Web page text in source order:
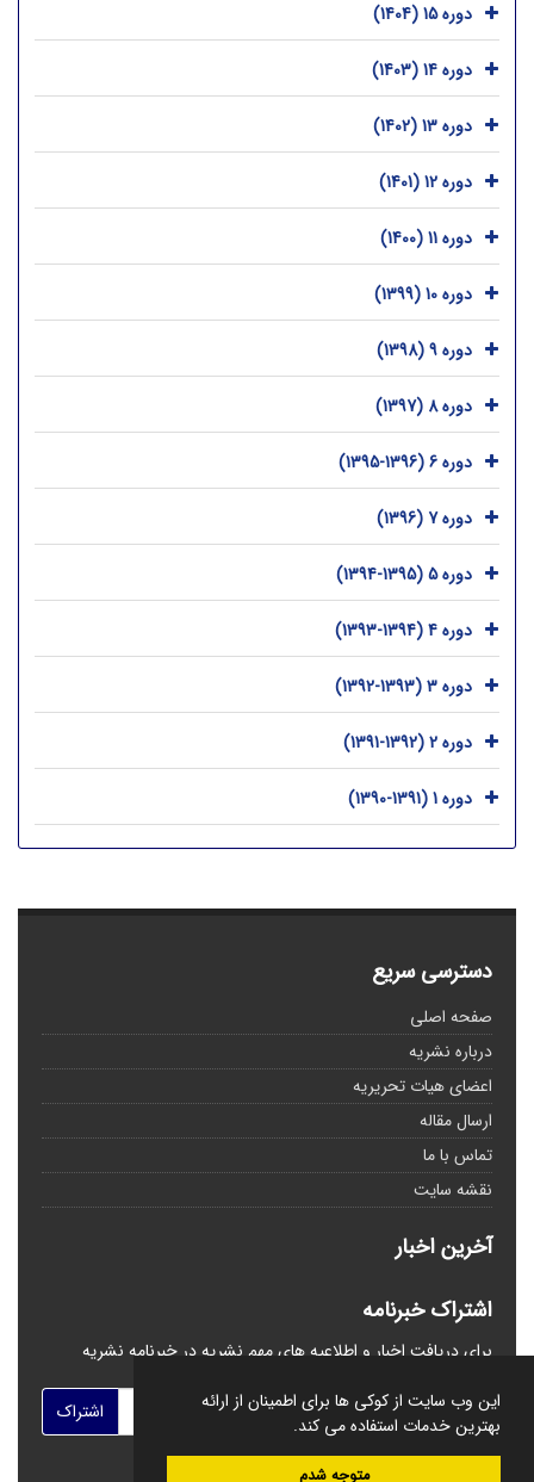
این وب سایت از کوکی ها برای اطمینان از ارائه
بهترین خدمات استفاده می کند.
متوجه شدم
دوره 15 (1404)
دوره 14 (1403)
دوره 13 (1402)
دوره 12 (1401)
دوره 11 (1400)
دوره 10 (1399)
دوره 9 (1398)
دوره 8 (1397)
دوره 6 (1396-1395)
دوره 7 (1396)
دوره 5 (1395-1394)
دوره 4 (1394-1393)
دوره 3 (1393-1392)
دوره 2 (1392-1391)
دوره 1 (1391-1390)
دسترسی سریع
صفحه اصلی
درباره نشریه
اعضای هیات تحریریه
ارسال مقاله
تماس با ما
نقشه سایت
آخرین اخبار
اشتراک خبرنامه
برای دریافت اخبار و اطلاعیه های مهم نشریه در خبرنامه نشریه
اشتراک